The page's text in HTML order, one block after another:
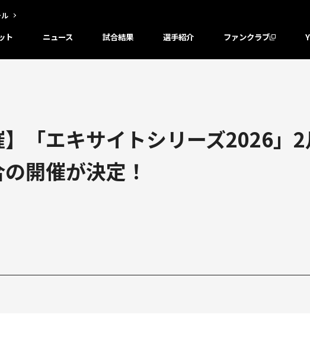
ト ニュース 試合結果 選手紹介 ファンクラブ
】「エキサイトシリーズ2026」
開催が決定！